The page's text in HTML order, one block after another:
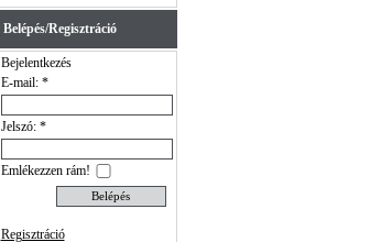
Belépés/Regisztráció
Bejelentkezés
E-mail: *
Jelszó: *
Emlékezzen rám!
Regisztráció